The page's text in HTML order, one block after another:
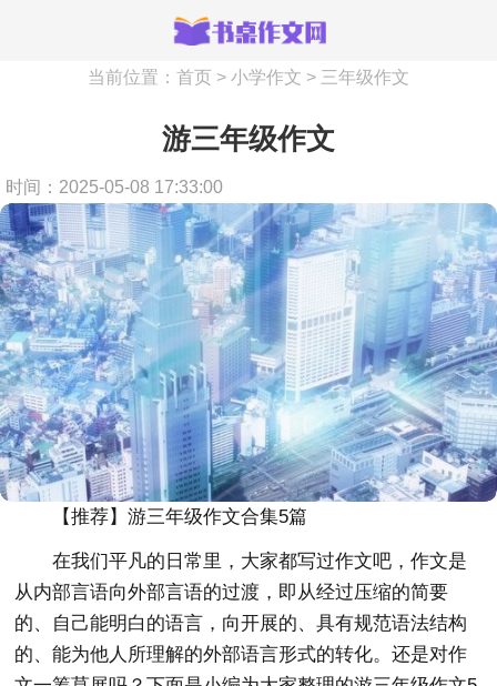
当前位置： 首页 > 小学作文 > 三年级作文
游三年级作文
时间：2025-05-08 17:33:00
【推荐】游三年级作文合集5篇
在我们平凡的日常里，大家都写过作文吧，作文是
从内部言语向外部言语的过渡，即从经过压缩的简要
的、自己能明白的语言，向开展的、具有规范语法结构
的、能为他人所理解的外部语言形式的转化。还是对作